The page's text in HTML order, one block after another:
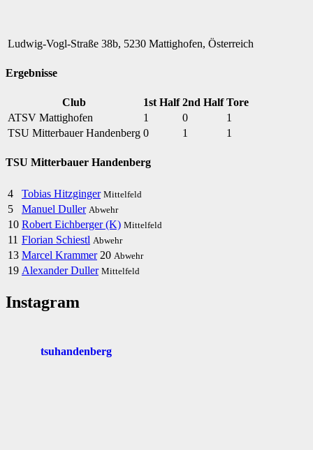
Ludwig-Vogl-Straße 38b, 5230 Mattighofen, Österreich
Ergebnisse
Club 1st Half 2nd Half Tore
ATSV Mattighofen
1 0
1
TSU Mitterbauer Handenberg 0 1 1
TSU Mitterbauer Handenberg
4 Tobias Hitzginger Mittelfeld
5 Manuel Duller Abwehr
10 Robert Eichberger (K) Mittelfeld
11 Florian Schiestl Abwehr
13 Marcel Krammer 20 Abwehr
19 Alexander Duller Mittelfeld
Instagram
tsuhandenberg